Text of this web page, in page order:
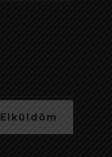
Elküldöm